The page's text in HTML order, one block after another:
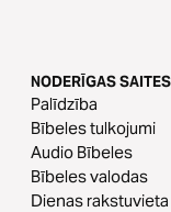
NODERĪGAS SAITES
Palīdzība
Bībeles tulkojumi
Audio Bībeles
Bībeles valodas
Dienas rakstuvieta